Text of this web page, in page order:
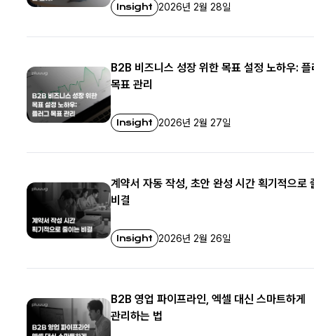
Insight 2026년 2월 28일
B2B 비즈니스 성장 위한 목표 설정 노하우: 플
목표 관리
Insight 2026년 2월 27일
계약서 자동 작성, 초안 완성 시간 획기적으로
비결
Insight 2026년 2월 26일
B2B 영업 파이프라인, 엑셀 대신 스마트하게
관리하는 법